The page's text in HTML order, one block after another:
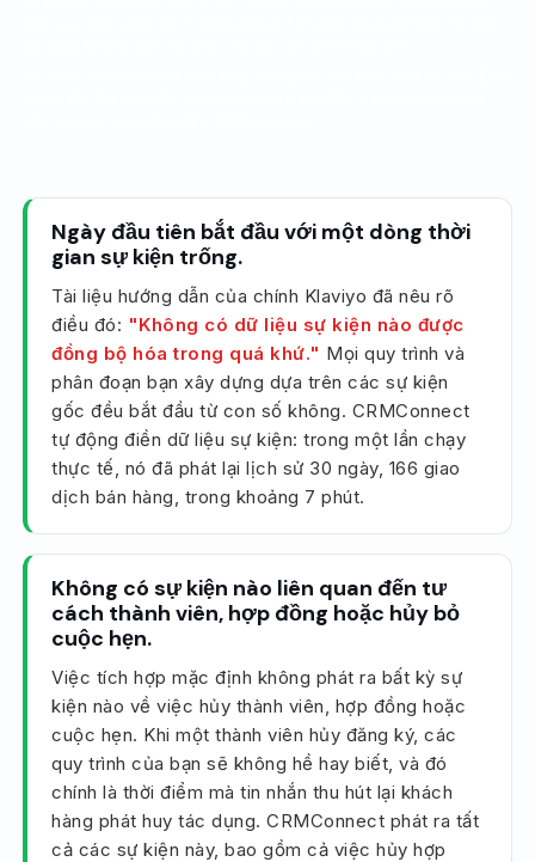
Ngày đầu tiên bắt đầu với một dòng thời
gian sự kiện trống.
Tài liệu hướng dẫn của chính Klaviyo đã nêu rõ
điều đó: "Không có dữ liệu sự kiện nào được
đồng bộ hóa trong quá khứ." Mọi quy trình và
phân đoạn bạn xây dựng dựa trên các sự kiện
gốc đều bắt đầu từ con số không. CRMConnect
tự động điền dữ liệu sự kiện: trong một lần chạy
thực tế, nó đã phát lại lịch sử 30 ngày, 166 giao
dịch bán hàng, trong khoảng 7 phút.
Không có sự kiện nào liên quan đến tư
cách thành viên, hợp đồng hoặc hủy bỏ
cuộc hẹn.
Việc tích hợp mặc định không phát ra bất kỳ sự
kiện nào về việc hủy thành viên, hợp đồng hoặc
cuộc hẹn. Khi một thành viên hủy đăng ký, các
quy trình của bạn sẽ không hề hay biết, và đó
chính là thời điểm mà tin nhắn thu hút lại khách
hàng phát huy tác dụng. CRMConnect phát ra tất
cả các sự kiện này, bao gồm cả việc hủy hợp